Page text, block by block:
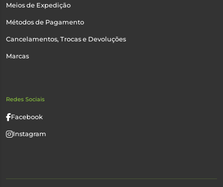
Meios de Expedição
Métodos de Pagamento
Cancelamentos, Trocas e Devoluções
Marcas
Redes Sociais
Facebook
Instagram